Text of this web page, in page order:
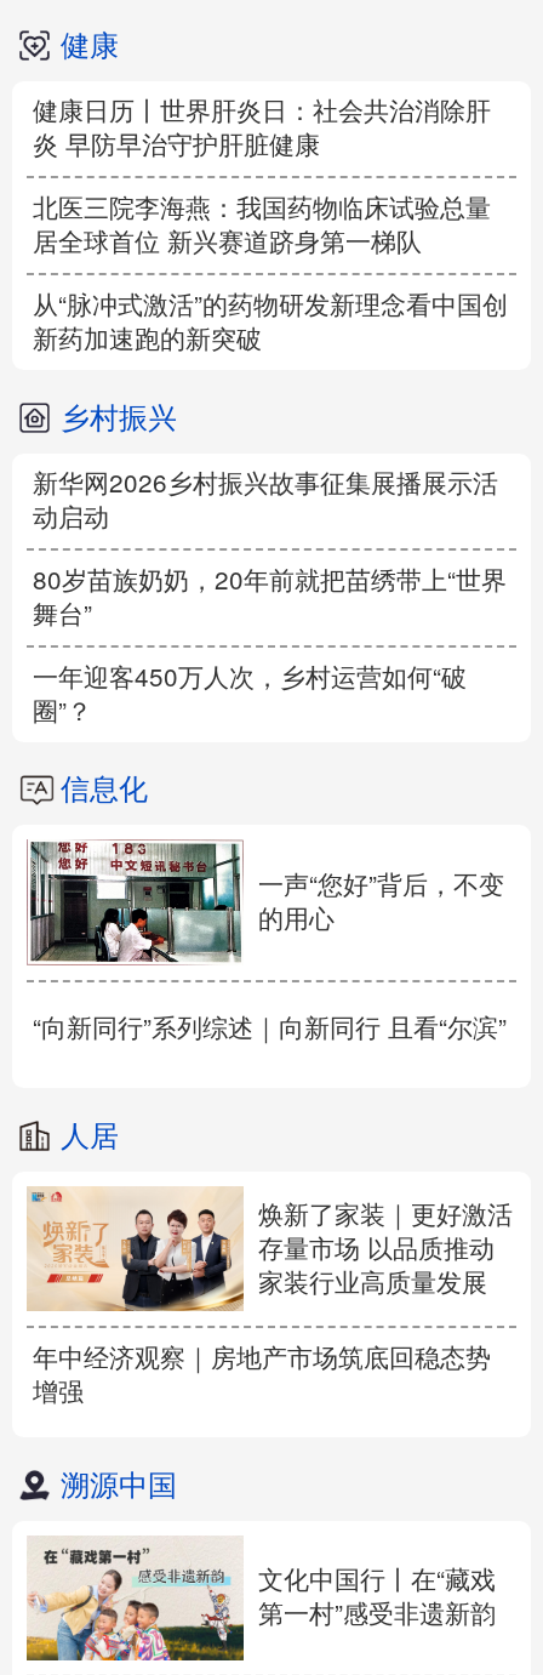
健康
健康日历丨世界肝炎日：社会共治消除肝
炎 早防早治守护肝脏健康
北医三院李海燕：我国药物临床试验总量
居全球首位 新兴赛道跻身第一梯队
从“脉冲式激活”的药物研发新理念看中国创
新药加速跑的新突破
乡村振兴
新华网2026乡村振兴故事征集展播展示活
动启动
80岁苗族奶奶，20年前就把苗绣带上“世界
舞台”
一年迎客450万人次，乡村运营如何“破
圈”？
信息化
一声“您好”背后，不变
的用心
“向新同行”系列综述｜向新同行 且看“尔滨”
人居
焕新了家装｜更好激活
存量市场 以品质推动
家装行业高质量发展
年中经济观察｜房地产市场筑底回稳态势
增强
溯源中国
文化中国行丨在“藏戏
第一村”感受非遗新韵